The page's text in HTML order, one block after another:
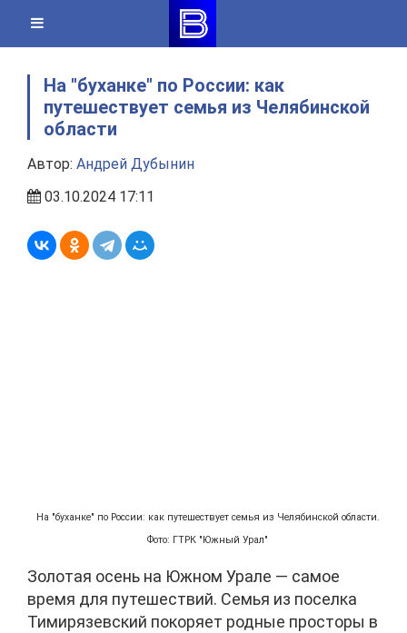
content
На "буханке" по России: как
путешествует семья из Челябинской
области
Автор: Андрей Дубынин
03.10.2024 17:11
На "буханке" по России: как путешествует семья из Челябинской области.
Фото: ГТРК "Южный Урал"
Золотая осень на Южном Урале — самое
время для путешествий. Семья из поселка
Тимирязевский покоряет родные просторы в